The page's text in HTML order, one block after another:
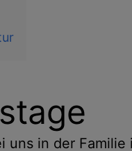
uns in der